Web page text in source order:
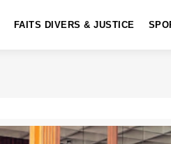
FAITS DIVERS & JUSTICE